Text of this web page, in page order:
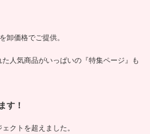
卸価格でご提供。
人気商品がいっぱいの『特集ページ』も
す！
クトを超えました。